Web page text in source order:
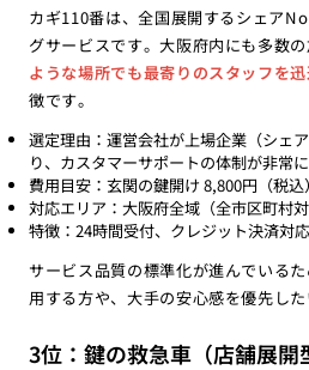
カギ110番は、全国展開するシェア
グサービスです。大阪府内にも多数の
ような場所でも最寄りのスタッフを
徴です。
選定理由：運営会社が上場企業（シェ
り、カスタマーサポートの体制が非常
費用目安：玄関の鍵開け 8,800円（税込
対応エリア：大阪府全域（全市区町村対
特徴：24時間受付、クレジット決済対応
サービス品質の標準化が進んでいる
用する方や、大手の安心感を優先した
3位：鍵の救急車（店舗展開